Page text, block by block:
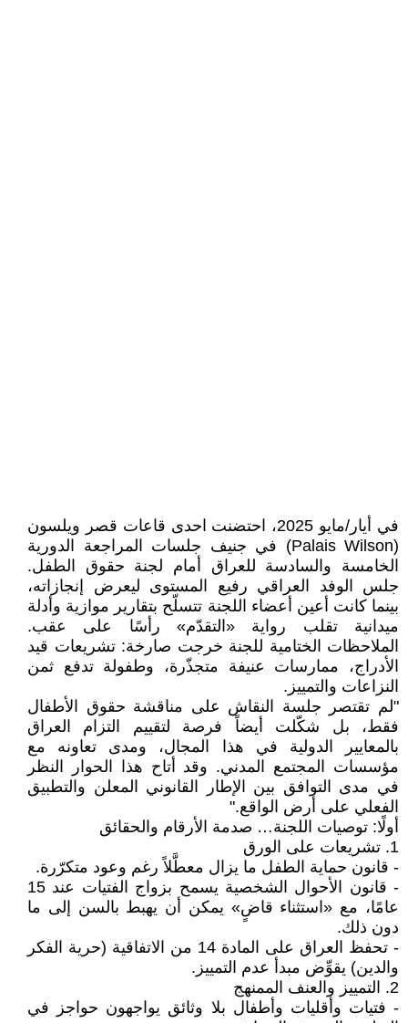
في أيار/مايو 2025، احتضنت احدى قاعات قصر ويلسون
(Palais Wilson) في جنيف جلسات المراجعة الدورية
الخامسة والسادسة للعراق أمام لجنة حقوق الطفل.
جلس الوفد العراقي رفيع المستوى ليعرض إنجازاته،
بينما كانت أعين أعضاء اللجنة تتسلّح بتقارير موازية وأدلة
ميدانية تقلب رواية «التقدّم» رأسًا على عقب.
الملاحظات الختامية للجنة خرجت صارخة: تشريعات قيد
الأدراج، ممارسات عنيفة متجذّرة، وطفولة تدفع ثمن
النزاعات والتمييز.
"لم تقتصر جلسة النقاش على مناقشة حقوق الأطفال
فقط، بل شكّلت أيضاً فرصة لتقييم التزام العراق
بالمعايير الدولية في هذا المجال، ومدى تعاونه مع
مؤسسات المجتمع المدني. وقد أتاح هذا الحوار النظر
في مدى التوافق بين الإطار القانوني المعلن والتطبيق
الفعلي على أرض الواقع."
أولًا: توصيات اللجنة… صدمة الأرقام والحقائق
1. تشريعات على الورق
- قانون حماية الطفل ما يزال معطَّلاً رغم وعود متكرّرة.
- قانون الأحوال الشخصية يسمح بزواج الفتيات عند 15
عامًا، مع «استثناء قاضٍ» يمكن أن يهبط بالسن إلى ما
دون ذلك.
- تحفظ العراق على المادة 14 من الاتفاقية (حرية الفكر
والدين) يقوِّض مبدأ عدم التمييز.
2. التمييز والعنف الممنهج
- فتيات وأقليات وأطفال بلا وثائق يواجهون حواجز في